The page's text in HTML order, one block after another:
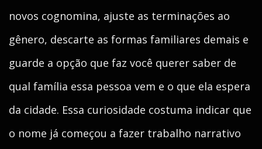
novos cognomina, ajuste as terminações ao
gênero, descarte as formas familiares demais e
guarde a opção que faz você querer saber de
qual família essa pessoa vem e o que ela espera
da cidade. Essa curiosidade costuma indicar que
o nome já começou a fazer trabalho narrativo